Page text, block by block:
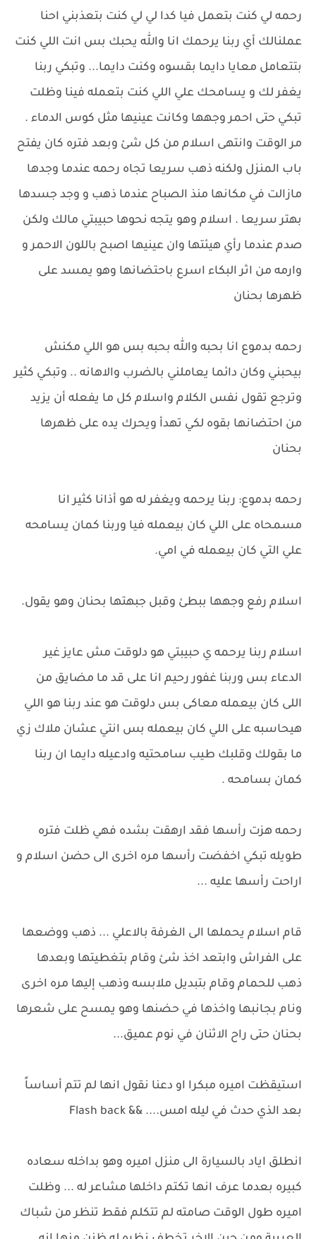
رحمه لي كنت بتعمل فيا كدا لي لي كنت بتعذبني احنا
عملنالك أي ربنا يرحمك انا والله يحبك بس انت اللي كنت
بتتعامل معايا دايما بقسوه وكنت دايما... وتبكي ربنا
يغفر لك و يسامحك علي اللي كنت بتعمله فينا وظلت
تبكي حتى احمر وجهها وكانت عينيها مثل كوس الدماء .
مر الوقت وانتهى اسلام من كل شئ وبعد فتره كان يفتح
باب المنزل ولكنه ذهب سريعا تجاه رحمه عندما وجدها
مازالت في مكانها منذ الصباح عندما ذهب و وجد جسدها
بهتر سريعا . اسلام وهو يتجه نحوها حبيبتي مالك ولكن
صدم عندما رأي هيئتها وان عينيها اصبح باللون الاحمر و
وارمه من اثر البكاء اسرع باحتضانها وهو يمسد على
ظهرها بحنان
رحمه بدموع انا بحبه والله بحبه بس هو اللي مكنش
بيحبني وكان دائما يعاملني بالضرب والاهانه .. وتبكي كثير
وترجع تقول نفس الكلام واسلام كل ما يفعله أن يزيد
من احتضانها بقوه لكي تهدأ ويحرك يده على ظهرها
بحنان
رحمه بدموع: ربنا يرحمه ويغفر له هو أذانا كثير انا
مسمحاه على اللي كان بيعمله فيا وربنا كمان يسامحه
علي التي كان بيعمله في امي.
اسلام رفع وجهها ببطئ وقبل جبهتها بحنان وهو يقول.
اسلام ربنا يرحمه ي حبيبتي هو دلوقت مش عايز غير
الدعاء بس وربنا غفور رحيم انا على قد ما مضايق من
اللى كان بيعمله معاكى بس دلوقت هو عند ربنا هو اللي
هيحاسبه على اللي كان بيعمله بس انتي عشان ملاك زي
ما بقولك وقلبك طيب سامحتيه وادعيله دايما ان ربنا
كمان بسامحه .
رحمه هزت رأسها فقد ارهقت بشده فهي ظلت فتره
طويله تبكي اخفضت رأسها مره اخرى الى حضن اسلام و
اراحت رأسها عليه ...
قام اسلام يحملها الى الغرفة بالاعلي ... ذهب ووضعها
على الفراش وابتعد اخذ شئ وقام بتغطيتها وبعدها
ذهب للحمام وقام بتبديل ملابسه وذهب إليها مره اخرى
ونام بجانبها واخذها في حضنها وهو يمسح على شعرها
بحنان حتى راح الاثنان في نوم عميق...
استيقظت اميره مبكرا او دعنا نقول انها لم تتم أساساً
بعد الذي حدث في ليله امس.... && Flash back
انطلق اياد بالسيارة الى منزل اميره وهو بداخله سعاده
كبيره بعدما عرف انها تكتم داخلها مشاعر له ... وظلت
اميره طول الوقت صامته لم تتكلم فقط تنظر من شباك